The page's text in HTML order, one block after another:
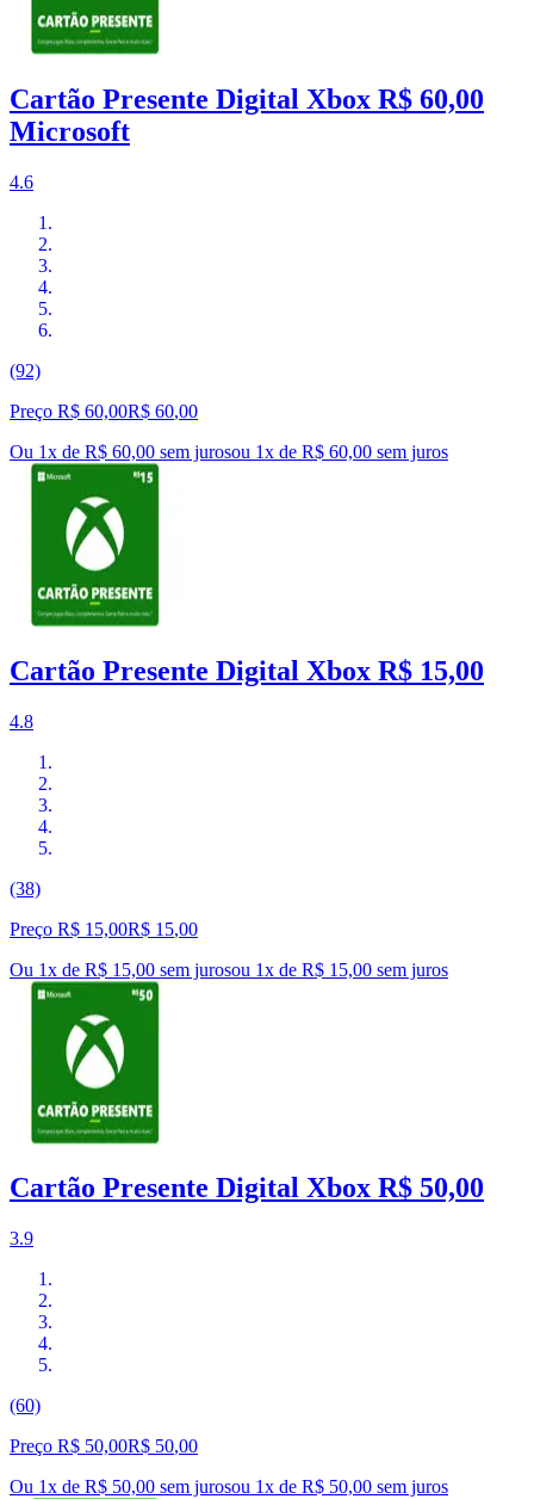
Cartão Presente Digital Xbox R$ 60,00
Microsoft
4.6
(92)
Preço R$ 60,00R$ 60,00
Ou 1x de R$ 60,00 sem jurosou 1x de R$ 60,00 sem juros
Cartão Presente Digital Xbox R$ 15,00
4.8
(38)
Preço R$ 15,00R$ 15,00
Ou 1x de R$ 15,00 sem jurosou 1x de R$ 15,00 sem juros
Cartão Presente Digital Xbox R$ 50,00
3.9
(60)
Preço R$ 50,00R$ 50,00
Ou 1x de R$ 50,00 sem jurosou 1x de R$ 50,00 sem juros